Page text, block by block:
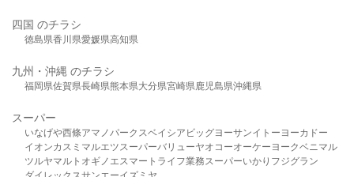
四国 のチラシ
徳島県香川県愛媛県高知県
九州・沖縄 のチラシ
福岡県佐賀県長崎県熊本県大分県宮崎県鹿児島県沖縄県
スーパー
いなげや西條アマノパークスベイシア ビッグヨーサンイトーヨーカドー
イオンカスミ マルエツスーパーバリューヤオコーオーケー ヨークベニマル
ツルヤマルト オギノ エスマート ライフ業務スーパーいかり フジグラン